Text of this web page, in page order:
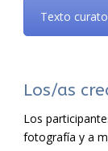
Texto
Los/as
Los
fotografía y a